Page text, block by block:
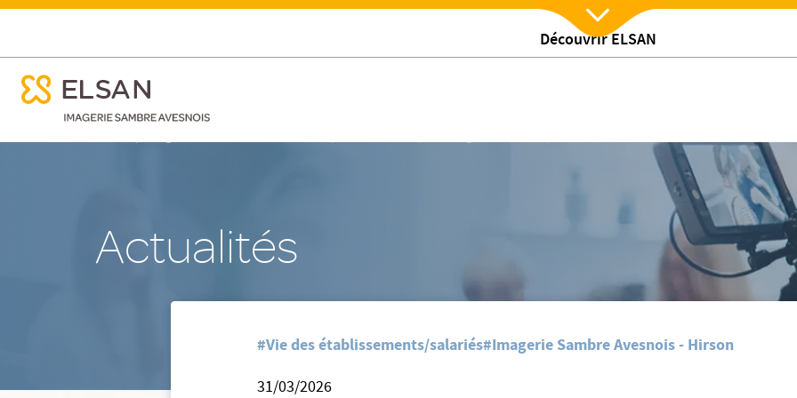
au
Découvrir ELSAN
Index Egalité Hommes/ Femmes 2025
menu mobile
Nx:Afficher menu
menu mobile
Actualités
Accueil/Imagerie Sambre Avesnois - Hirson/Nos actualites/Index Egalité Hommes/ Femmes 2025
#Vie des établissements/salariés#Imagerie Sambre Avesnois - Hirson
31/03/2026